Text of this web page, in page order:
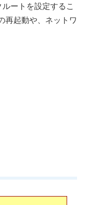
ートを設定するこ
再起動や、ネットワ